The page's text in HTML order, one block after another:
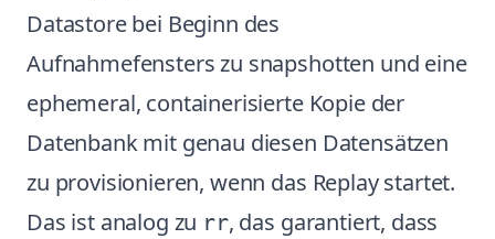
Datastore bei Beginn des
Aufnahmefensters zu snapshotten und eine
ephemeral, containerisierte Kopie der
Datenbank mit genau diesen Datensätzen
zu provisionieren, wenn das Replay startet.
Das ist analog zu rr, das garantiert, dass